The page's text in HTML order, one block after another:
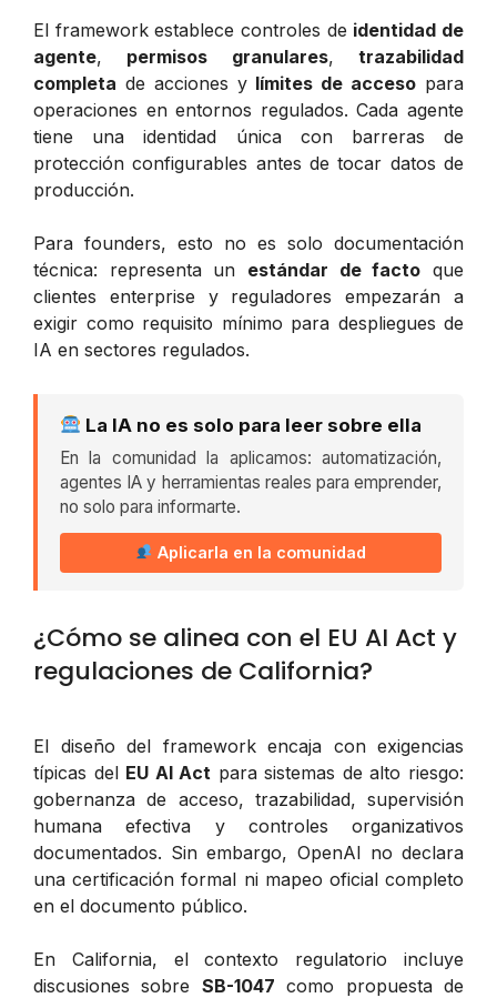
El framework establece controles de identidad de
agente, permisos granulares,trazabilidad
completa de acciones y límites de acceso para
operaciones en entornos regulados. Cada agente
tiene una identidad única con barreras de
protección configurables antes de tocar datos de
producción.
Para founders, esto no es solo documentación
técnica: representa un estándar de facto que
clientes enterprise y reguladores empezarán a
exigir como requisito mínimo para despliegues de
IA en sectores regulados.
La IA no es solo para leer sobre ella
En la comunidad la aplicamos: automatización,
agentes IA y herramientas reales para emprender,
no solo para informarte.
Aplicarla en la comunidad
¿Cómo se alinea con el EU AI Act y
regulaciones de California?
El diseño del framework encaja con exigencias
típicas del EU AI Act para sistemas de alto riesgo:
gobernanza de acceso, trazabilidad, supervisión
humana efectiva y controles organizativos
documentados. Sin embargo, OpenAI no declara
una certificación formal ni mapeo oficial completo
en el documento público.
En California, el contexto regulatorio incluye
discusiones sobre SB-1047 como propuesta de